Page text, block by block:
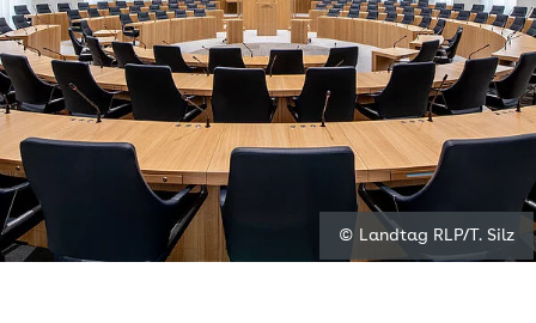
© Landtag RLP/T. Silz